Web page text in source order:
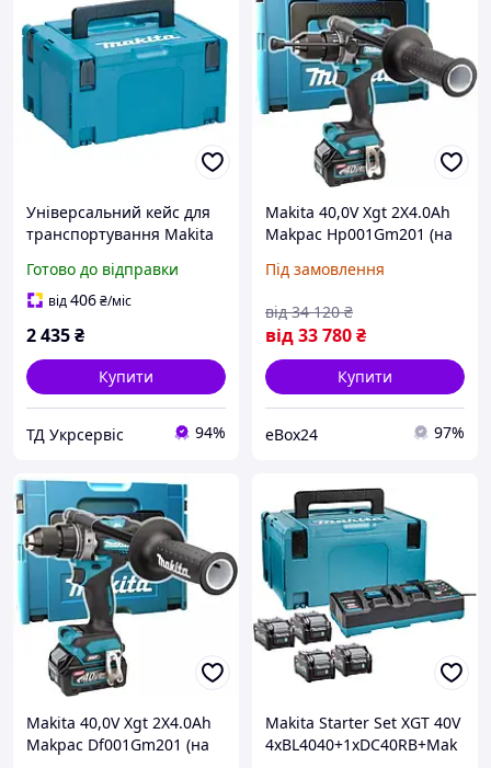
Універсальний кейс для
транспортування Makita
Готово до відправки
від406₴/міс
2 435₴
Купити
ТД Укрсервіс 94%
Makita 40,0V Xgt 2X4.0Ah
Makpac Hp001Gm201 (на
Під замовлення
від33 780₴
від 34 120 ₴
Купити
eBox24 97%
Makita 40,0V Xgt 2X4.0Ah
Makpac Df001Gm201 (на
Makita Starter Set XGT 40V
4xBL4040+1xDC40RB+Mak